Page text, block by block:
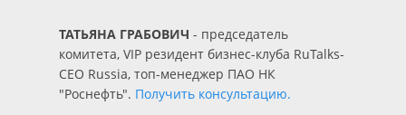
ТАТЬЯНА ГРАБОВИЧ - председатель
комитета, VIP резидент бизнес-клуба RuTalks-
CEO Russia, топ-менеджер ПАО НК
"Роснефть". Получить консультацию.